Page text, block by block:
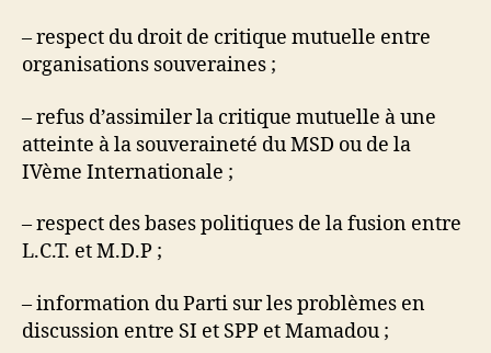
– respect du droit de critique mutuelle entre
organisations souveraines ;
– refus d’assimiler la critique mutuelle à une
atteinte à la souveraineté du MSD ou de la
IVème Internationale ;
– respect des bases politiques de la fusion entre
L.C.T. et M.D.P ;
– information du Parti sur les problèmes en
discussion entre SI et SPP et Mamadou ;